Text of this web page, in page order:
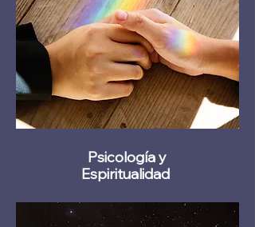
Psicología y
Espiritualidad